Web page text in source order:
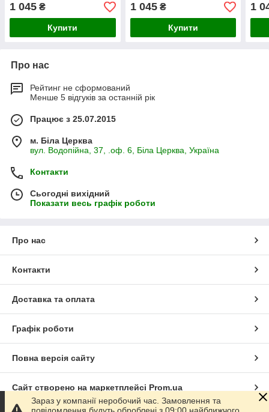
1 045 ₴
Купити
1 045₴
Купити
1
Про нас
Рейтинг не сформований
Менше 5 відгуків за останній рік
Працює з 25.07.2015
м. Біла Церква
вул. Водопійна, 37, .оф. 6, Біла Церква, Україна
Контакти
Сьогодні вихідний
Показати весь графік роботи
Про нас
Контакти
Доставка та оплата
Графік роботи
Повна версія сайту
Сайт створено на маркетплейсі Prom.ua
Зараз у компанії неробочий час. Замовлення та